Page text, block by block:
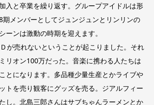
入と卒業を繰り返す。グループアイドルは形
期メンバーとしてジュンジュンとリンリンの
ーンは激動の時期を迎えます。
が売れないということが起こりました。それ
リオン100万だった。音楽に携わる人たちは
とになります。多品種少量生産とかライブや
トを売り観客にグッズを売る。ジアルフィー
し。北島三郎さんはサブちゃんラーメンとか